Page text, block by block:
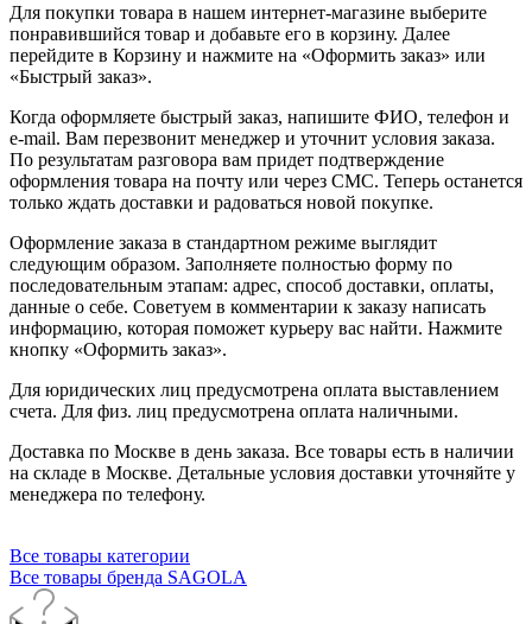
Для покупки товара в нашем интернет-магазине выберите
понравившийся товар и добавьте его в корзину. Далее
перейдите в Корзину и нажмите на «Оформить заказ» или
«Быстрый заказ».
Когда оформляете быстрый заказ, напишите ФИО, телефон и
e-mail. Вам перезвонит менеджер и уточнит условия заказа.
По результатам разговора вам придет подтверждение
оформления товара на почту или через СМС. Теперь останется
только ждать доставки и радоваться новой покупке.
Оформление заказа в стандартном режиме выглядит
следующим образом. Заполняете полностью форму по
последовательным этапам: адрес, способ доставки, оплаты,
данные о себе. Советуем в комментарии к заказу написать
информацию, которая поможет курьеру вас найти. Нажмите
кнопку «Оформить заказ».
Для юридических лиц предусмотрена оплата выставлением
счета. Для физ. лиц предусмотрена оплата наличными.
Доставка по Москве в день заказа. Все товары есть в наличии
на складе в Москве. Детальные условия доставки уточняйте у
менеджера по телефону.
Все товары категории
Все товары бренда SAGOLA